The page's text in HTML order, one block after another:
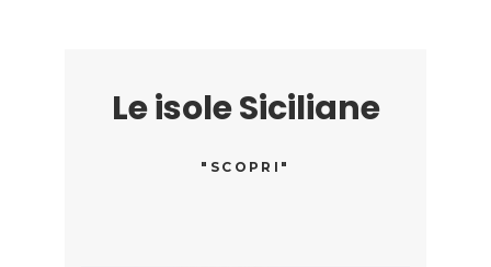
Le isole Siciliane
"SCOPRI"